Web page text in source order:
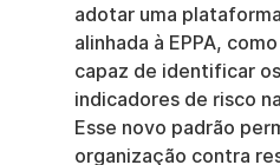
adotar uma
alinhada à EPPA,
capaz de identificar
indicadores de risco
Esse novo padrão
organização contra